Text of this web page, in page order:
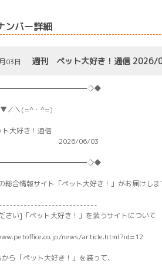
ンバー詳細
03日 週刊 ペット大好き！通信
／＼(=^・^=)
大好き！通信
06/03
合情報サイト「ペット大好き！」がお届けし
さい]「ペット大好き！」を装うサイトについて
news/article.html?id=12
から「ペット大好き！」を装って、